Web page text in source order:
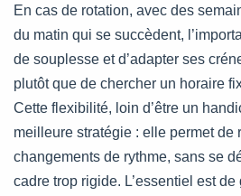
En cas de rotation, avec des
du matin qui se succèdent,
de souplesse et d’adapter ses
plutôt que de chercher un horaire
Cette flexibilité, loin d’être un
meilleure stratégie : elle permet de
changements de rythme, sans se
cadre trop rigide. L’essentiel est